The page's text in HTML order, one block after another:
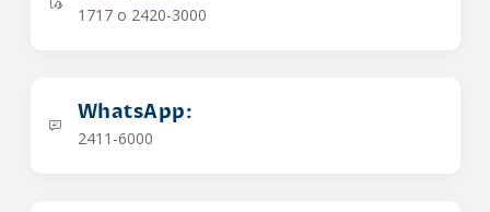
1717 o 2420-3000
WhatsApp:
2411-6000